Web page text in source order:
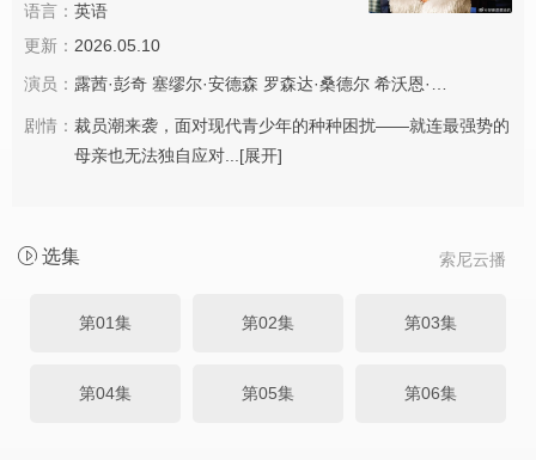
语言： 英语
更新： 2026.05.10
演员： 露茜·彭奇 塞缪尔·安德森 罗森达·桑德尔 希沃恩·麦克斯维尼
剧情： 裁员潮来袭，面对现代青少年的种种困扰——就连最强势的
母亲也无法独自应对... [展开]
索尼云播
选集
第01集 第02集 第03集
第04集 第05集 第06集